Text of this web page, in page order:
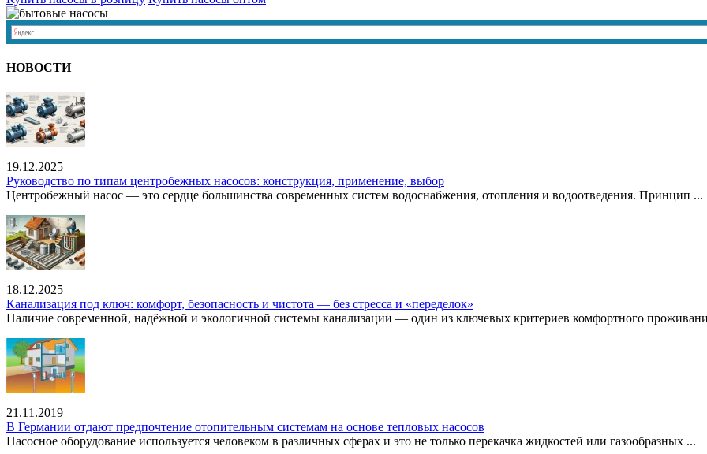
НОВОСТИ
19.12.2025
Руководство по типам центробежных насосов: конструкция, применение, выбор
Центробежный насос — это сердце большинства современных систем водоснабжения, отопления и водоотведения. Принцип ...
18.12.2025
Канализация под ключ: комфорт, безопасность и чистота — без стресса и «переделок»
Наличие современной, надёжной и экологичной системы канализации — один из ключевых критериев комфортного
21.11.2019
В Германии отдают предпочтение отопительным системам на основе тепловых насосов
Насосное оборудование используется человеком в различных сферах и это не только перекачка жидкостей или газообразных ...